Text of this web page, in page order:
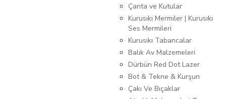
Çanta ve Kutular
Kurusıkı Mermiler | Kurusıkı
Ses Mermileri
Kurusıkı Tabancalar
Balık Av Malzemeleri
Dürbün Red Dot Lazer
Bot & Tekne & Kurşun
Çakı Ve Bıçaklar